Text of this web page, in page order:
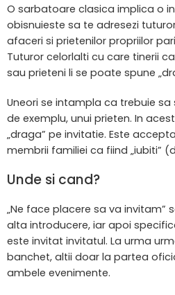
O sarbatoare clasica implica o
obisnuieste sa te adresezi
afaceri si prietenilor propriilor
Tuturor celorlalti cu care tinerii
sau prieteni li se poate spune
Uneori se intampla ca trebuie
de exemplu, unui prieten. In
„draga” pe invitatie. Este
membrii familiei ca fiind „iubiti”
Unde si cand?
„Ne face placere sa va invitam”
alta introducere, iar apoi
este invitat invitatul. La urma
banchet, altii doar la partea
ambele evenimente.